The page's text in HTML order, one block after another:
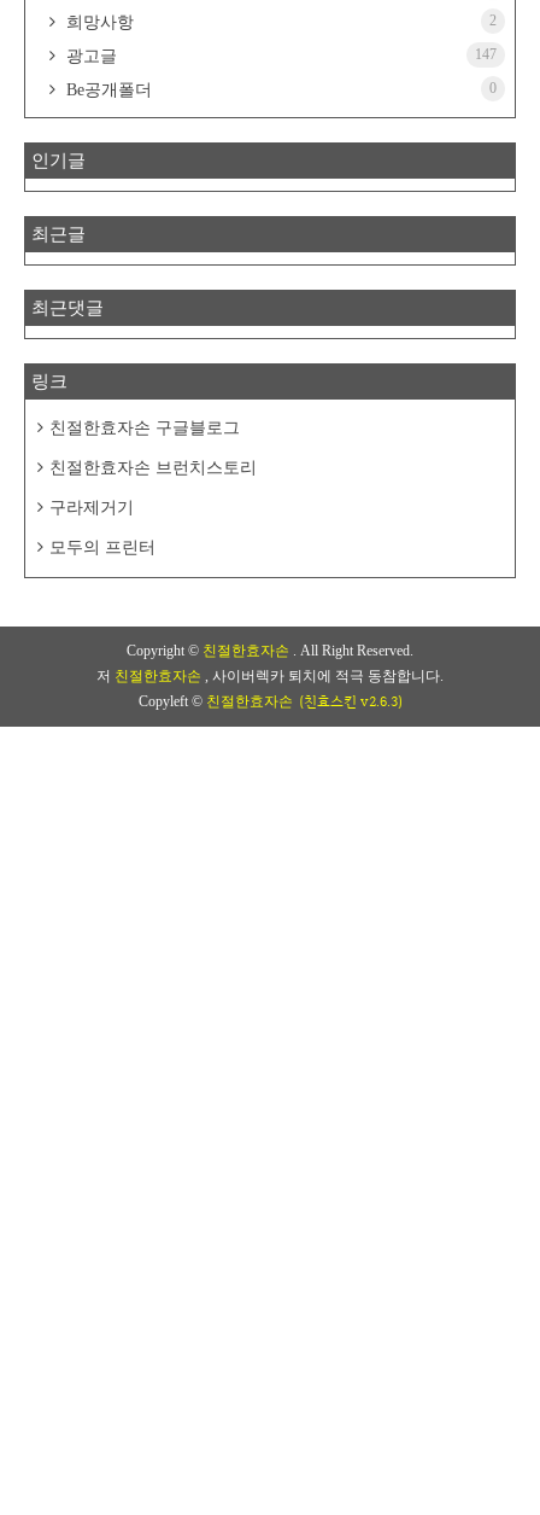
희망사항 2
광고글 147
Be공개폴더 0
인기글
최근글
최근댓글
링크
친절한효자손 구글블로그
친절한효자손 브런치스토리
구라제거기
모두의 프린터
Copyright © 친절한효자손 . All Right Reserved.
저 친절한효자손 , 사이버렉카 퇴치에 적극 동참합니다.
Copyleft © 친절한효자손 (친효스킨 v2.6.3)